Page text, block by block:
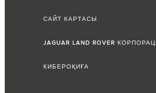
САЙТ КАРТАСЫ
JAGUAR LAND ROVER
КИБЕРОҚИҒА